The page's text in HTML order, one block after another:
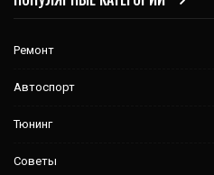
Ремонт
Автоспорт
Тюнинг
Советы